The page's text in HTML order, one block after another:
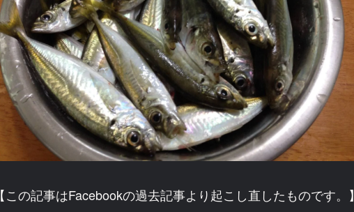
【この記事はFacebookの過去記事より起こし直したものです。】